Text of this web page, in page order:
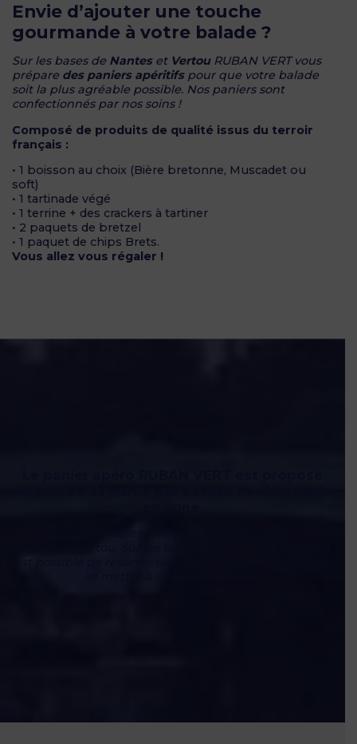
Envie d’ajouter une touche
gourmande à votre balade ?
Sur les bases de Nantes et VertouRUBAN VERT vous
prépare des paniers apéritifs pour que votre balade
soit la plus agréable possible. Nos paniers sont
confectionnés par nos soins !
Composé de produits de qualité issus du terroir
français :
• 1 boisson au choix (Bière bretonne, Muscadet ou
soft)
• 1 tartinade végé
• 1 terrine + des crackers à tartiner
• 2 paquets de bretzel
• 1 paquet de chips Brets.
Vous allez vous régaler !